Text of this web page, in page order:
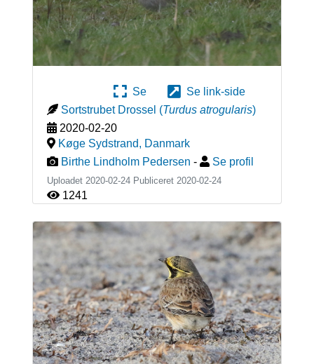
Se
Se link-side
Sortstrubet Drossel (Turdus atrogularis)
2020-02-20
Køge Sydstrand, Danmark
Birthe Lindholm Pedersen - Se profil
Uploadet 2020-02-24 Publiceret 2020-02-24
1241